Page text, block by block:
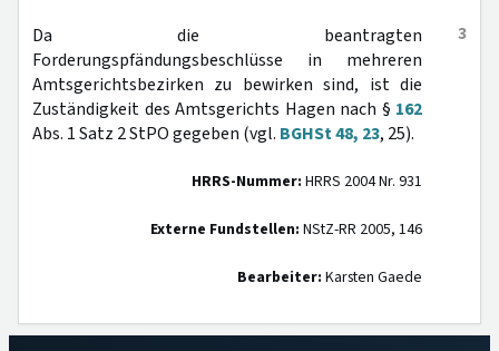
3
Da die beantragten
Forderungspfändungsbeschlüsse in mehreren
Amtsgerichtsbezirken zu bewirken sind, ist die
Zuständigkeit des Amtsgerichts Hagen nach § 162
Abs. 1 Satz 2 StPO gegeben (vgl. BGHSt 48, 23, 25).
HRRS-Nummer: HRRS 2004 Nr. 931
Externe Fundstellen: NStZ-RR 2005, 146
Bearbeiter: Karsten Gaede